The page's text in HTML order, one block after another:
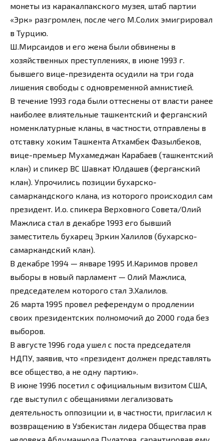
монеты из каракалпакского музея, штаб партии
«Эрк» разгромлен, после чего М.Солих эмигрировал
в Турцию.
Ш.Мирсаидов и его жена были обвинены в
хозяйственных преступлениях, в июне 1993 г.
бывшего вице-президента осудили на три года
лишения свободы с одновременной амнистией.
В течение 1993 года были оттеснены от власти ранее
наиболее влиятельные ташкентский и ферганский
номенклатурные кланы, в частности, отправлены в
отставку хоким Ташкента Атхамбек Фазылбеков,
вице-премьер Мухамеджан Карабаев (ташкентский
клан) и спикер ВС Шавкат Юлдашев (ферганский
клан). Упрочились позиции бухарско-
самаркандского клана, из которого происходил сам
президент. И.о. спикера Верховного Совета/Олий
Мажлиса стал в декабре 1993 его бывший
заместитель бухарец Эркин Халилов (бухарско-
самаркандский клан).
В декабре 1994 — январе 1995 И.Каримов провел
выборы в новый парламент — Олий Мажлиса,
председателем которого стал Э.Халилов.
26 марта 1995 провел референдум о продлении
своих президентских полномочий до 2000 года без
выборов.
В августе 1996 года ушел с поста председателя
НДПУ, заявив, что «президент должен представлять
все общество, а не одну партию».
В июне 1996 посетил с официальным визитом США,
где выступил с обещаниями легализовать
деятельность оппозиции и, в частности, пригласил к
возвращению в Узбекистан лидера Общества прав